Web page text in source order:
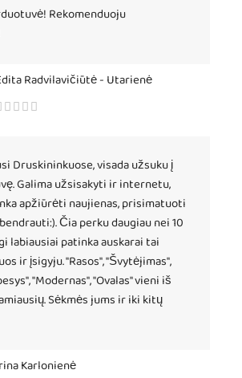
Rekomenduoju
Radvilavičiūtė - Utarienė
Druskininkuose, visada užsuku į
Galima užsisakyti ir internetu,
apžiūrėti naujienas, prisimatuoti
Čia perku daugiau nei 10
labiausiai patinka auskarai tai
ir įsigyju. "Rasos", "Švytėjimas",
"Modernas", "Ovalas" vieni iš
Sėkmės jums ir iki kitų
Karlonienė